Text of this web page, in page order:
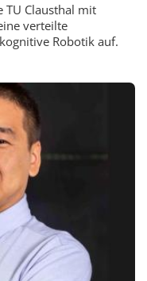
TU Clausthal mit
verteilte
Robotik auf.